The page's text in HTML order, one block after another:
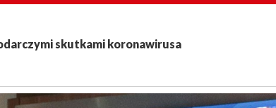
skutkami koronawirusa